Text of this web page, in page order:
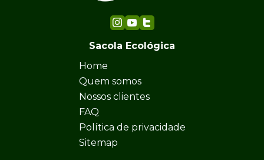
Sacola Ecológica
Home
Quem somos
Nossos clientes
FAQ
Política de privacidade
Sitemap